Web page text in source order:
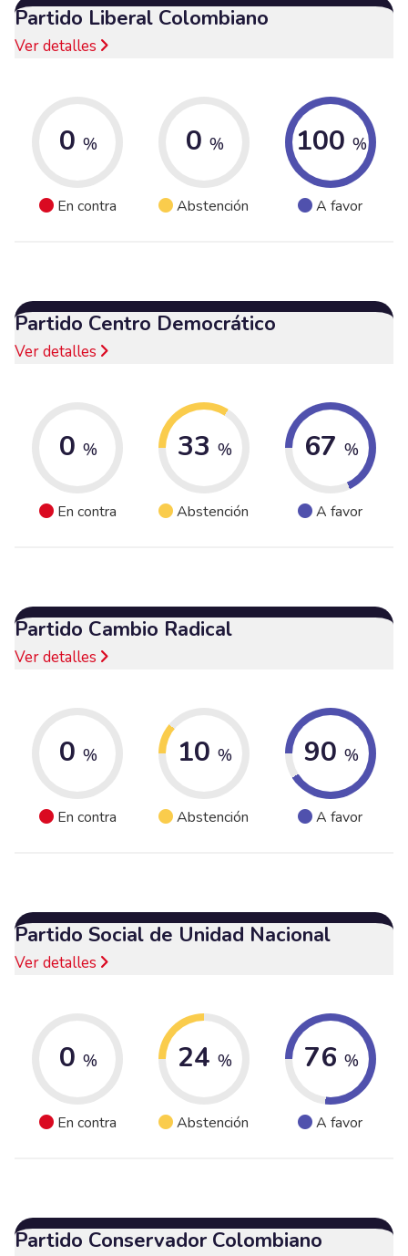
Partido Liberal Colombiano
Ver detalles
0 %
En contra
0 %
Abstención
100 %
A favor
Partido Centro Democrático
Ver detalles
0 %
En contra
33 %
Abstención
67 %
A favor
Partido Cambio Radical
Ver detalles
0 %
En contra
10 %
Abstención
90 %
A favor
Partido Social de Unidad Nacional
Ver detalles
0 %
En contra
24 %
Abstención
76 %
A favor
Partido Conservador Colombiano